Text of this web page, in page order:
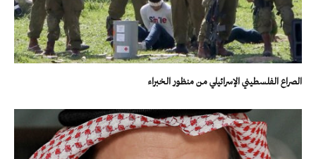
الصراع الفلسطيني الإسرائيلي من منظور الخبراء